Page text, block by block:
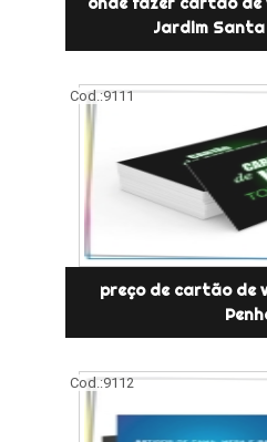
Jardim Santa
Cod.:9111
preço de cartão
Cod.:9112